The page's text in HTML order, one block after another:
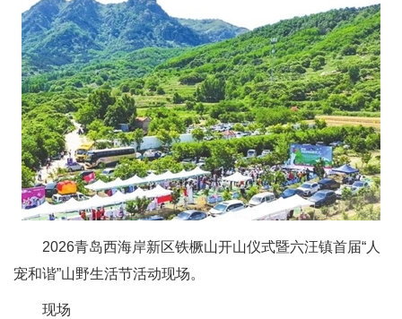
2026青岛西海岸新区铁橛山开山仪式暨六汪镇首届“人
宠和谐”山野生活节活动现场。
现场